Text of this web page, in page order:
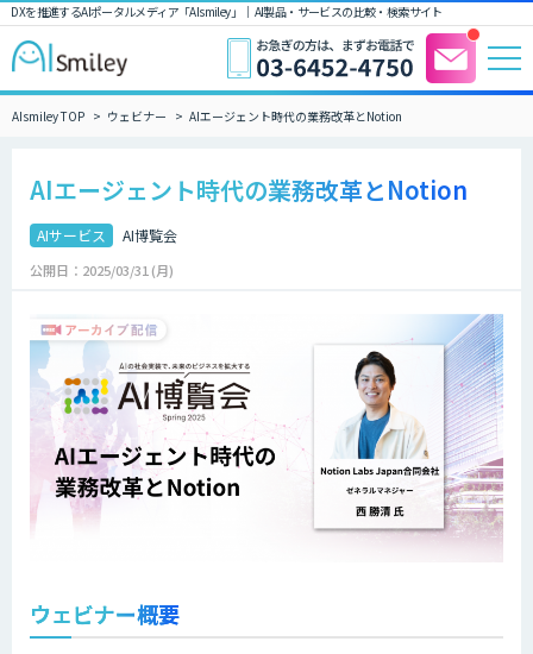
DXを推進するAIポータルメディア「AIsmiley」｜ AI製品・サービスの比較・検索サイト
AIsmiley TOP ウェビナー AIエージェント時代の業務改革とNotion
AIエージェント時代の業務改革とNotion
AIサービス AI博覧会
公開日：2025/03/31 (月)
ウェビナー概要